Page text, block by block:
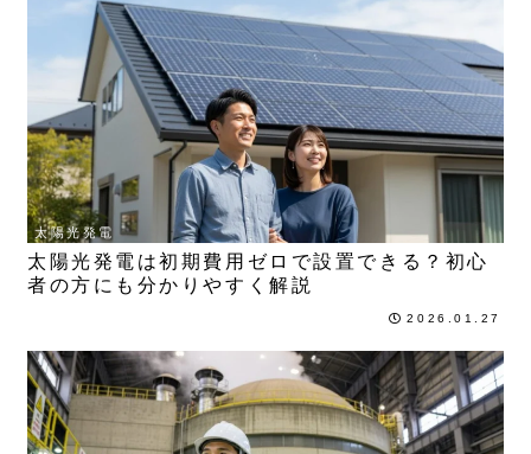
太陽光発電
太陽光発電は初期費用ゼロで設置できる？初心
者の方にも分かりやすく解説
2026.01.27